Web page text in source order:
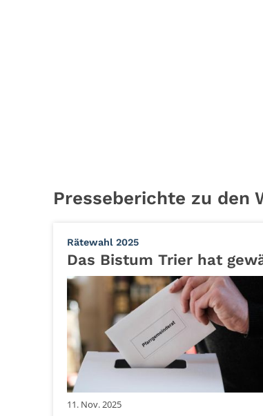
Presseberichte zu den
Rätewahl 2025:
Das Bistum Trier hat
11. Nov. 2025